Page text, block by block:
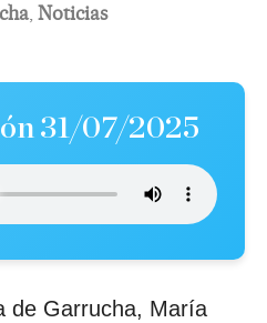
, Noticias
31/07/2025
de Garrucha, María